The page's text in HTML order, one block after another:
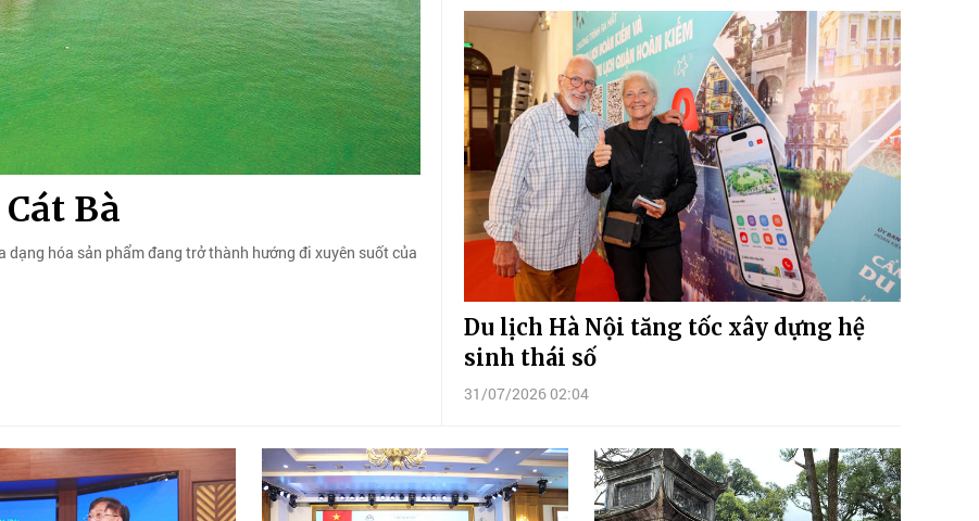
Bà
hóa sản phẩm đang trở thành hướng đi xuyên suốt của
Du lịch Hà Nội tăng tốc xây dựng hệ
sinh thái số
31/07/2026 02:04